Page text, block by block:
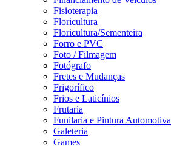
Fisioterapia
Floricultura
Floricultura/Sementeira
Forro e PVC
Foto / Filmagem
Fotógrafo
Fretes e Mudanças
Frigorífico
Frios e Laticínios
Frutaria
Funilaria e Pintura Automotiva
Galeteria
Games